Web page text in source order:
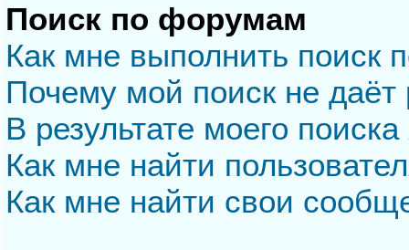
Поиск по форумам
Как мне выполнить
Почему мой поиск не даёт
В результате моего
Как мне найти
Как мне найти свои